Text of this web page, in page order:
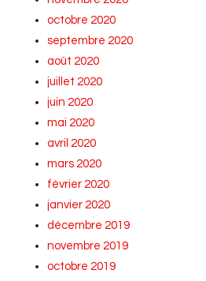
octobre 2020
septembre 2020
août 2020
juillet 2020
juin 2020
mai 2020
avril 2020
mars 2020
février 2020
janvier 2020
décembre 2019
novembre 2019
octobre 2019